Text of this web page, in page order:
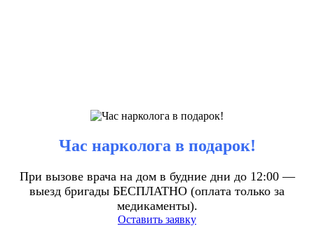
Час нарколога в подарок!
При вызове врача на дом в будние дни до 12:00 —
выезд бригады БЕСПЛАТНО (оплата только за
медикаменты).
Оставить заявку